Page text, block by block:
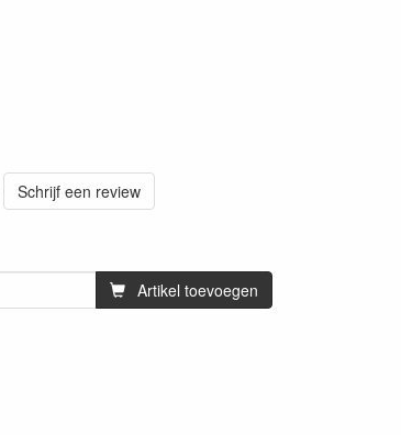
Schrijf een review
Artikel toevoegen